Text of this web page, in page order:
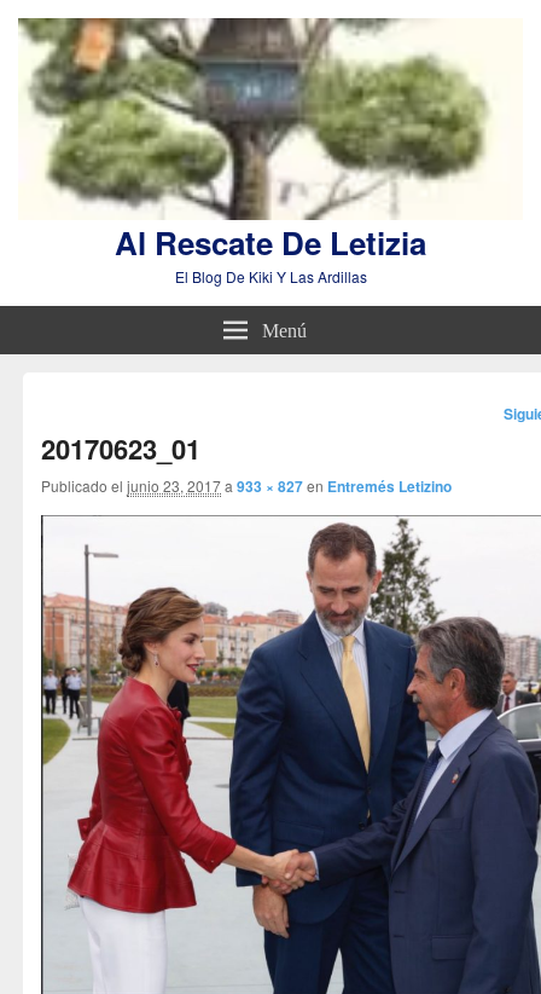
Al Rescate De Letizia
El Blog De Kiki Y Las Ardillas
Menú
20170623_01
Publicado el junio 23, 2017a933 × 827en Entremés Letizino